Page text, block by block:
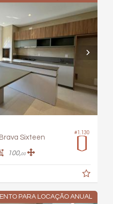
#1.130
Sixteen
100,00
PARA LOCAÇÃO ANUAL